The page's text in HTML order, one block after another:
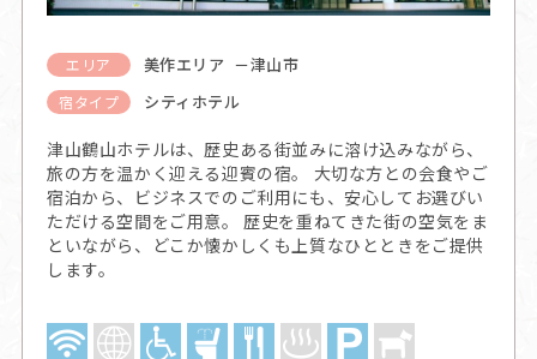
エリア 美作エリア －津山市
宿タイプ シティホテル
津山鶴山ホテルは、歴史ある街並みに溶け込みながら、
旅の方を温かく迎える迎賓の宿。 大切な方との会食やご
宿泊から、ビジネスでのご利用にも、安心してお選びい
ただける空間をご用意。 歴史を重ねてきた街の空気をま
といながら、どこか懐かしくも上質なひとときをご提供
します。